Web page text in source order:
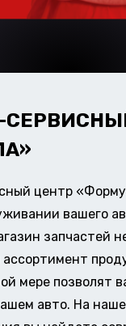
центр
вашего
запчастей
мере позволят
авто. На